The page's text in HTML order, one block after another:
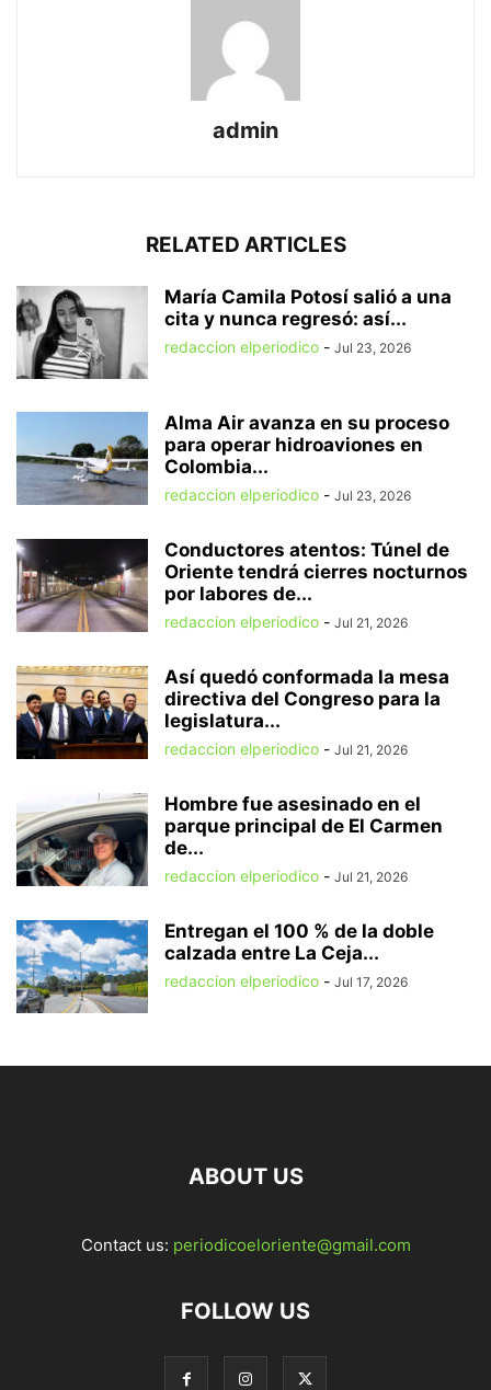
admin
RELATED ARTICLES
María Camila Potosí salió a una
cita y nunca regresó: así...
redaccion elperiodico - Jul 23, 2026
Alma Air avanza en su proceso
para operar hidroaviones en
Colombia...
redaccion elperiodico - Jul 23, 2026
Conductores atentos: Túnel de
Oriente tendrá cierres nocturnos
por labores de...
redaccion elperiodico - Jul 21, 2026
Así quedó conformada la mesa
directiva del Congreso para la
legislatura...
redaccion elperiodico - Jul 21, 2026
Hombre fue asesinado en el
parque principal de El Carmen
de...
redaccion elperiodico - Jul 21, 2026
Entregan el 100 % de la doble
calzada entre La Ceja...
redaccion elperiodico - Jul 17, 2026
ABOUT US
Contact us: periodicoeloriente@gmail.com
FOLLOW US